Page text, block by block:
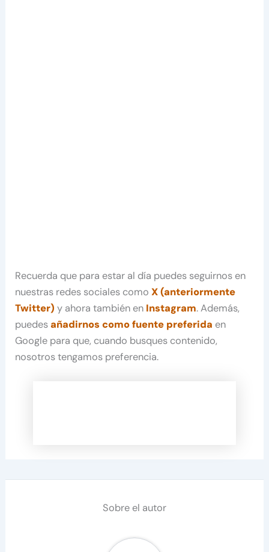
Recuerda que para estar al día puedes seguirnos en
nuestras redes sociales comoX (anteriormente
Twitter) y ahora también en Instagram. Además,
puedesañadirnos como fuente preferida en
Google para que, cuando busques contenido,
nosotros tengamos preferencia.
Sobre el autor